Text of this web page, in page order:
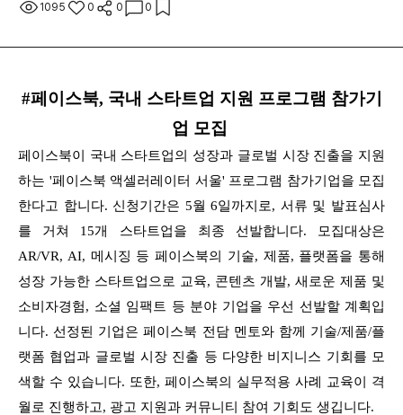
1095 0 0 0
#페이스북, 국내 스타트업 지원 프로그램 참가기
업 모집
페이스북이 국내 스타트업의 성장과 글로벌 시장 진출을 지원
하는 '페이스북 액셀러레이터 서울' 프로그램 참가기업을 모집
한다고 합니다. 신청기간은 5월 6일까지로, 서류 및 발표심사
를 거쳐 15개 스타트업을 최종 선발합니다. 모집대상은
AR/VR, AI, 메시징 등 페이스북의 기술, 제품, 플랫폼을 통해
성장 가능한 스타트업으로 교육, 콘텐츠 개발, 새로운 제품 및
소비자경험, 소셜 임팩트 등 분야 기업을 우선 선발할 계획입
니다. 선정된 기업은 페이스북 전담 멘토와 함께 기술/제품/플
랫폼 협업과 글로벌 시장 진출 등 다양한 비지니스 기회를 모
색할 수 있습니다. 또한, 페이스북의 실무적용 사례 교육이 격
월로 진행하고, 광고 지원과 커뮤니티 참여 기회도 생깁니다.